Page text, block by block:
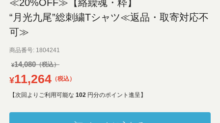
≪20%OFF≫【絡繰魂・粋】
“月光九尾”総刺繍Tシャツ≪返品・取寄対応不
可≫
商品番号 1804241
¥14,080
¥11,264 税込
【次回よりご利用可能な 102 円分のポイント進呈】